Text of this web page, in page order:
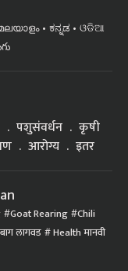
ಕನ್ನಡ
ଓଡିଆ
पशुसंवर्धन
कृषी
आरोग्य इतर
Goat Rearing Chili
लागवड Health मानवी